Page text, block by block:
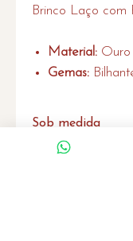
Brinco Laço com
Material:
Gemas:
Sob medida
Caso não